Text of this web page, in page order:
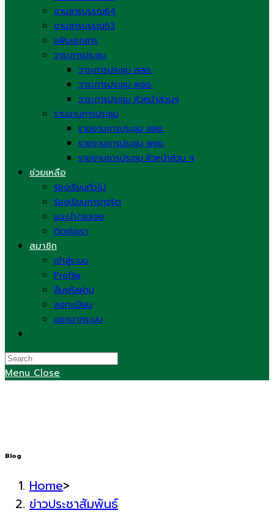
งานสารบรรณ64
งานสารบรรณ63
แฟ้มเอกสาร
วาระการประชุม
วาระการประชุม สสอ.
วาระการประชุม พชอ.
วาระการประชุม หัวหน้าส่วนฯ
รานงานการประชุม
รายงานการประชุม สสอ.
รายงานการประชุม พชอ.
รายงานการประชุม หัวหน้าส่วน ฯ
ช่วยเหลือ
ร้องเรียนทั่วไป
ร้องเรียนการทุจริต
แนะนำ/ชมเชย
ติดต่อเรา
สมาชิก
เข้าสู่ระบบ
Profile
ลืมรหัสผ่าน
ลงทะเบียน
ออกจากระบบ
search
Menu Close
Blog
Home>
ข่าวประชาสัมพันธ์